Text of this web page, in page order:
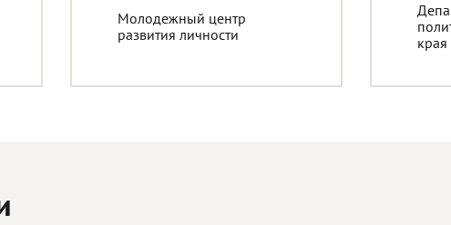
Молодежный центр
развития личности
края